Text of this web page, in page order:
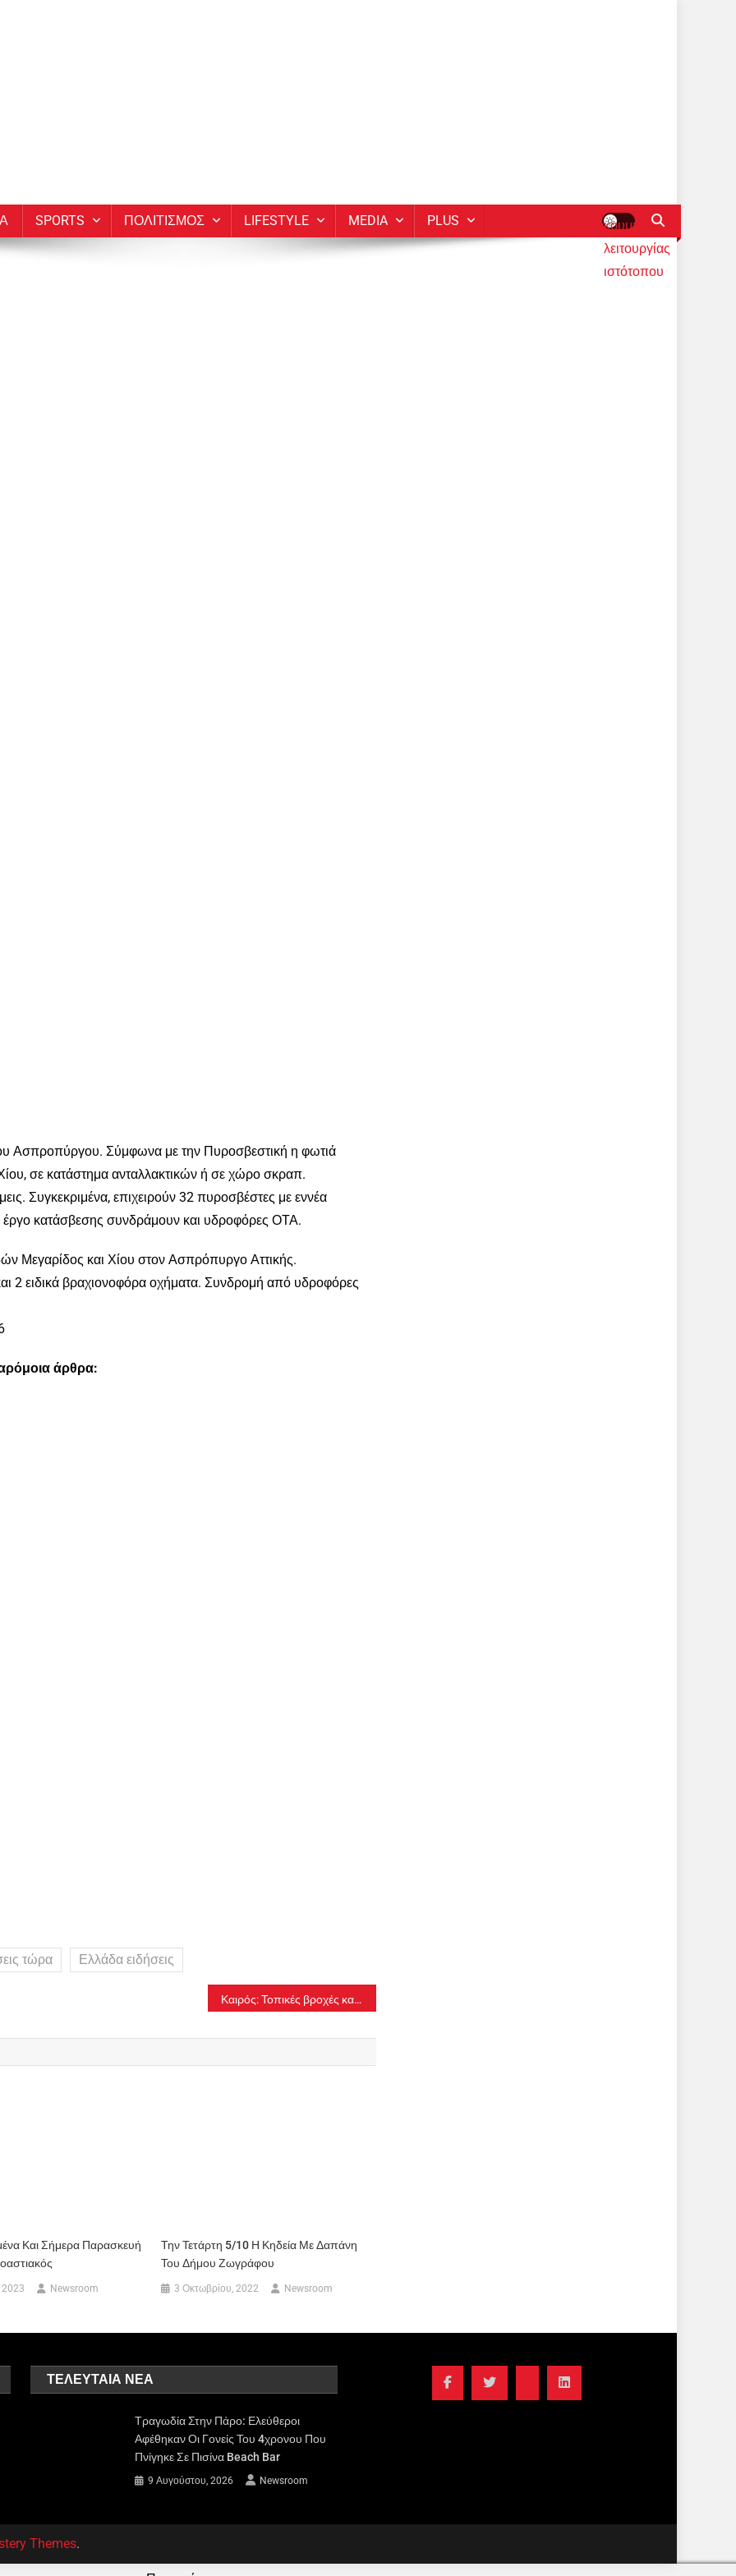
SPORTS ΠΟΛΙΤΙΣΜΟΣ LIFESTYLE MEDIA PLUS
κουμπί
λειτουργίας
ιστότοπου
Ασπροπύργου. Σύμφωνα με την Πυροσβεστική η φωτιά
σε κατάστημα ανταλλακτικών ή σε χώρο σκραπ.
Συγκεκριμένα, επιχειρούν 32 πυροσβέστες με εννέα
έργο κατάσβεσης συνδράμουν και υδροφόρες ΟΤΑ.
Μεγαρίδος και Χίου στον Ασπρόπυργο Αττικής.
2 ειδικά βραχιονοφόρα οχήματα. Συνδρομή από υδροφόρες
άρθρα:
τώρα Ελλάδα ειδήσεις
Καιρός: Τοπικές βροχές και σποραδικές καταιγίδες την Πέμπτη 9/7
Και Σήμερα Παρασκευή
2023 Newsroom
Την Τετάρτη 5/10 Η Κηδεία Με Δαπάνη
Του Δήμου Ζωγράφου
3 Οκτωβρίου, 2022 Newsroom
ΤΕΛΕΥΤΑΊΑ ΝΈΑ
Τραγωδία Στην Πάρο: Ελεύθεροι
Αφέθηκαν Οι Γονείς Του 4χρονου Που
Πνίγηκε Σε Πισίνα Beach Bar
9 Αυγούστου, 2026 Newsroom
Themes.